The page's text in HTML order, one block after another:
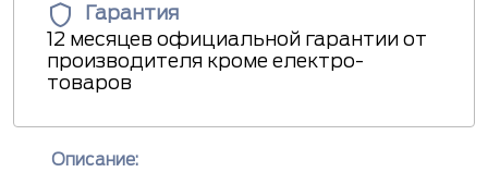
Гарантия
12 месяцев официальной гарантии от
производителя кроме електро-
товаров
Описание: